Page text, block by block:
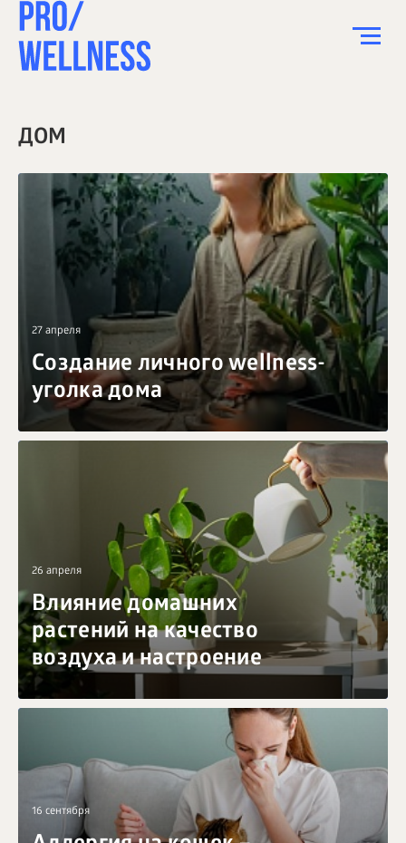
ДОМ
27 апреля
Создание личного wellness-
уголка дома
26 апреля
Влияние домашних
растений на качество
воздуха и настроение
16 сентября
ПИТАНИЕ
ЗДОРОВЬЕ
КРАСОТА
ПСИХОЛОГИЯ
ДОМ
КАК?
БИЗНЕС